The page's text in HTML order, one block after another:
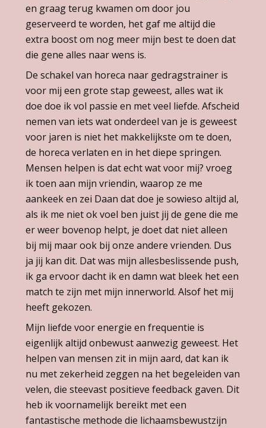
en graag terug kwamen om door jou
geserveerd te worden, het gaf me altijd die
extra boost om nog meer mijn best te doen dat
die gene alles naar wens is.
De schakel van horeca naar gedragstrainer is
voor mij een grote stap geweest, alles wat ik
doe doe ik vol passie en met veel liefde. Afscheid
nemen van iets wat onderdeel van je is geweest
voor jaren is niet het makkelijkste om te doen,
de horeca verlaten en in het diepe springen.
Mensen helpen is dat echt wat voor mij? vroeg
ik toen aan mijn vriendin, waarop ze me
aankeek en zei Daan dat doe je sowieso altijd al,
als ik me niet ok voel ben juist jij de gene die me
er weer bovenop helpt, je doet dat niet alleen
bij mij maar ook bij onze andere vrienden. Dus
ja jij kan dit. Dat was mijn allesbeslissende push,
ik ga ervoor dacht ik en damn wat bleek het een
match te zijn met mijn innerworld. Alsof het mij
heeft gekozen.
Mijn liefde voor energie en frequentie is
eigenlijk altijd onbewust aanwezig geweest. Het
helpen van mensen zit in mijn aard, dat kan ik
nu met zekerheid zeggen na het begeleiden van
velen, die steevast positieve feedback gaven. Dit
heb ik voornamelijk bereikt met een
fantastische methode die lichaamsbewustzijn